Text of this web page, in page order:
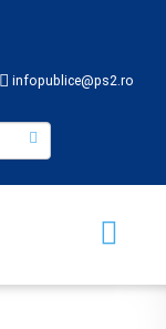
infopublice@ps2.ro